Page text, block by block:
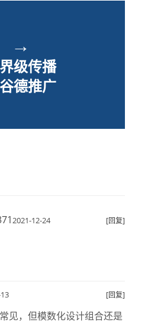
→
级传播
德推广
2021-12-24 [回复]
[回复]
见，但模数化设计组合还是